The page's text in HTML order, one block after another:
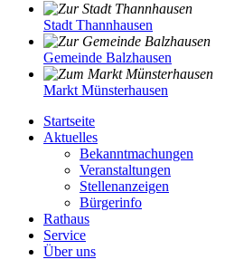
Stadt Thannhausen
Gemeinde Balzhausen
Markt Münsterhausen
Startseite
Aktuelles
Bekanntmachungen
Veranstaltungen
Stellenanzeigen
Bürgerinfo
Rathaus
Service
Über uns